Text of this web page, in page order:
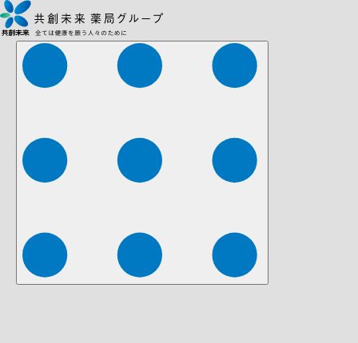
株式会社ファーマみらい 株式会社ストレチア